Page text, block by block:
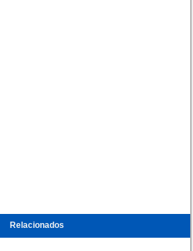
Relacionados